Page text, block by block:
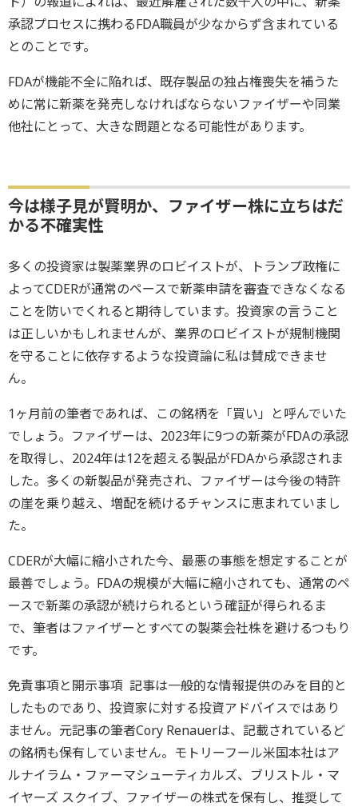
承認プロセスに携わるFDA職員が少なからず含まれている
とのことです。
FDAが機能不全に陥れば、既存製品の独占権喪失を補うた
めに常に新薬を発売しなければならないファイザーや同業
他社にとって、大きな問題となる可能性があります。
今は様子見が賢明か、ファイザー株に立ちはだ
かる不確実性
多くの投資家は製薬業界のロビイストが、トランプ政権に
よってCDERが通常のペースで新薬申請を審査できなくなる
ことを防いでくれると期待しています。投資家の言うこと
は正しいかもしれませんが、業界のロビイストが規制機関
を守ることに依存するような投資論に私は賛成できませ
ん。
1ヶ月前の筆者であれば、この銘柄を「買い」と呼んでいた
でしょう。ファイザーは、2023年に9つの新薬がFDAの承認
を取得し、2024年は12を超える製品がFDAから承認されま
した。多くの新製品が発売され、ファイザーは今後の特許
の崖を乗り越え、増配を続けるチャンスに恵まれていまし
た。
CDERが大幅に縮小された今、最悪の事態を想定することが
最善でしょう。FDAの規模が大幅に縮小されても、通常のペ
ースで新薬の承認が続けられるという確証が得られるま
で、筆者はファイザーとすべての製薬会社株を避けるつもり
です。
免責事項と開示事項 記事は一般的な情報提供のみを目的と
したものであり、投資家に対する投資アドバイスではあり
ません。元記事の筆者Cory Renauerは、記載されているど
の銘柄も保有していません。モトリーフール米国本社はア
ルナイラム・ファーマシューティカルズ、ブリストル・マ
イヤーズ スクイブ、ファイザーの株式を保有し、推奨して